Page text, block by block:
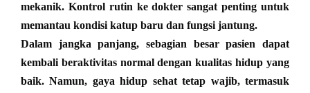
mekanik. Kontrol rutin ke dokter sangat penting untuk
memantau kondisi katup baru dan fungsi jantung.
Dalam jangka panjang, sebagian besar pasien dapat
kembali beraktivitas normal dengan kualitas hidup yang
baik. Namun, gaya hidup sehat tetap wajib, termasuk